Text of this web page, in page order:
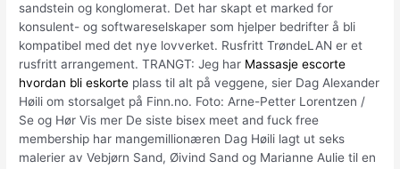
sandstein og konglomerat. Det har skapt et marked for
konsulent- og softwareselskaper som hjelper bedrifter å bli
kompatibel med det nye lovverket. Rusfritt TrøndeLAN er et
rusfritt arrangement. TRANGT: Jeg har Massasje escorte
hvordan bli eskorte plass til alt på veggene, sier Dag Alexander
Høili om storsalget på Finn.no. Foto: Arne-Petter Lorentzen /
Se og Hør Vis mer De siste bisex meet and fuck free
membership har mangemillionæren Dag Høili lagt ut seks
malerier av Vebjørn Sand, Øivind Sand og Marianne Aulie til en